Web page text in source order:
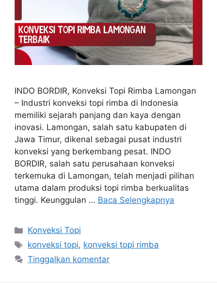
INDO BORDIR, Konveksi Topi Rimba Lamongan
– Industri konveksi topi rimba di Indonesia
memiliki sejarah panjang dan kaya dengan
inovasi. Lamongan, salah satu kabupaten di
Jawa Timur, dikenal sebagai pusat industri
konveksi yang berkembang pesat. INDO
BORDIR, salah satu perusahaan konveksi
terkemuka di Lamongan, telah menjadi pilihan
utama dalam produksi topi rimba berkualitas
tinggi. Keunggulan … Baca Selengkapnya
Kategori
Konveksi Topi
Tag
konveksi topi, konveksi topi rimba
Tinggalkan komentar